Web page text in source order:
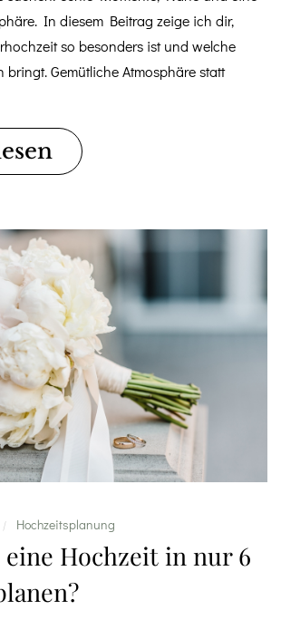
In diesem Beitrag zeige ich dir,
so besonders ist und welche
bringt. Gemütliche Atmosphäre statt
| Hochzeitsplanung
eine Hochzeit in nur 6